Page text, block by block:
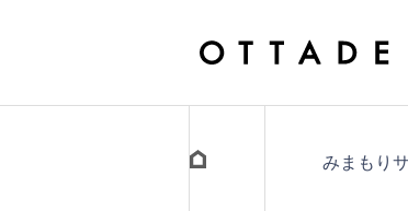
みまもり